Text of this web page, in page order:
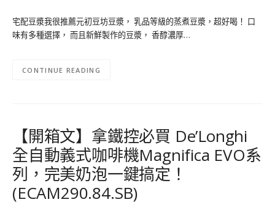
宅配豆漿我很推薦元初豆坊豆漿， 乳品等級的蒸煮豆漿，超好喝！ 口
味有多種選擇， 而且新鮮製作的豆漿， 香醇濃厚…
CONTINUE READING
【開箱文】拿鐵控必買 De’Longhi
全自動義式咖啡機Magnifica EVO系
列，完美奶泡一鍵搞定！
(ECAM290.84.SB)